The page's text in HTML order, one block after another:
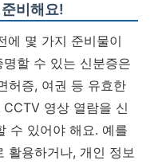
비해요!
에 몇 가지 준비물이
할 수 있는 신분증은
허증, 여권 등 유효한
영상 열람을 신
수 있어야 해요. 예를
활용하거나, 개인 정보